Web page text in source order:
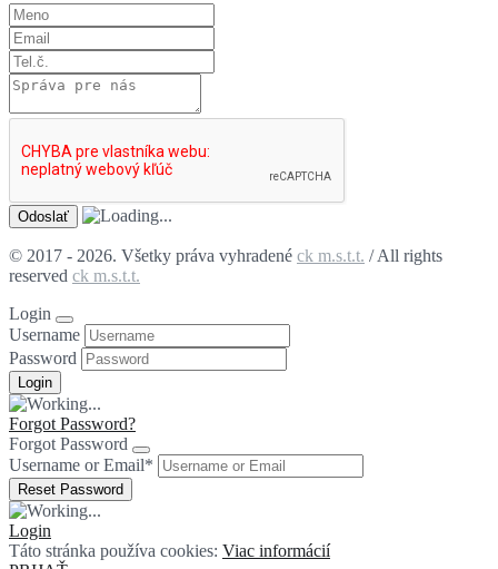
© 2017 - 2026. Všetky práva vyhradené ck m.s.t.t. / All rights
reserved ck m.s.t.t.
Login
Username
Password
Forgot Password?
Forgot Password
Username or Email*
Login
Táto stránka používa cookies: Viac informácií